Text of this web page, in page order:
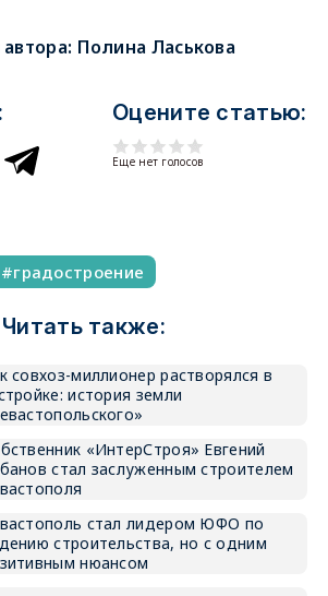
Полина Ласькова
Оцените статью:
Еще нет голосов
градостроение
Читать также:
совхоз-миллионер растворялся в
история земли
«ИнтерСтроя» Евгений
стал заслуженным строителем
стал лидером ЮФО по
строительства, но с одним
нюансом